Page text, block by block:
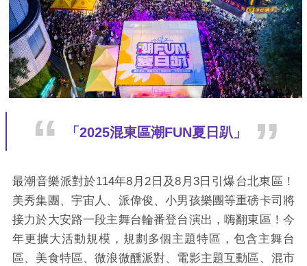
「2025混東區潮FUN夏日趴」
最潮音樂派對於114年8月2日及8月3日引爆台北東區！
美秀集團、宇宙人、派偉俊、小男孩樂團等重磅卡司將
接力於大安路一段主舞台輪番登台演出，嗨翻東區！今
年更擴大活動規模，規劃多個主題特區，包含主舞台
區、美食特區、微浪微醺派對、電影主題互動區、混市